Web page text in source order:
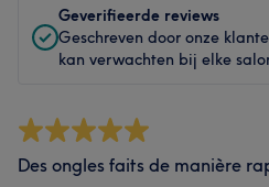
Geverifieerde reviews
Geschreven door onze
kan verwachten bij elke
Des ongles faits de manière